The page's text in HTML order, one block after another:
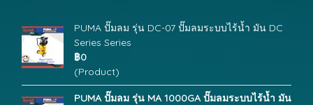
PUMA ปั๊มลม รุ่น DC-07 ปั๊มลมระบบไร้น้ำ มัน DC
Series Series
฿0
(Product)
PUMA ปั๊มลม รุ่น MA 1000GA ปั๊มลมระบบไร้น้ำ มัน